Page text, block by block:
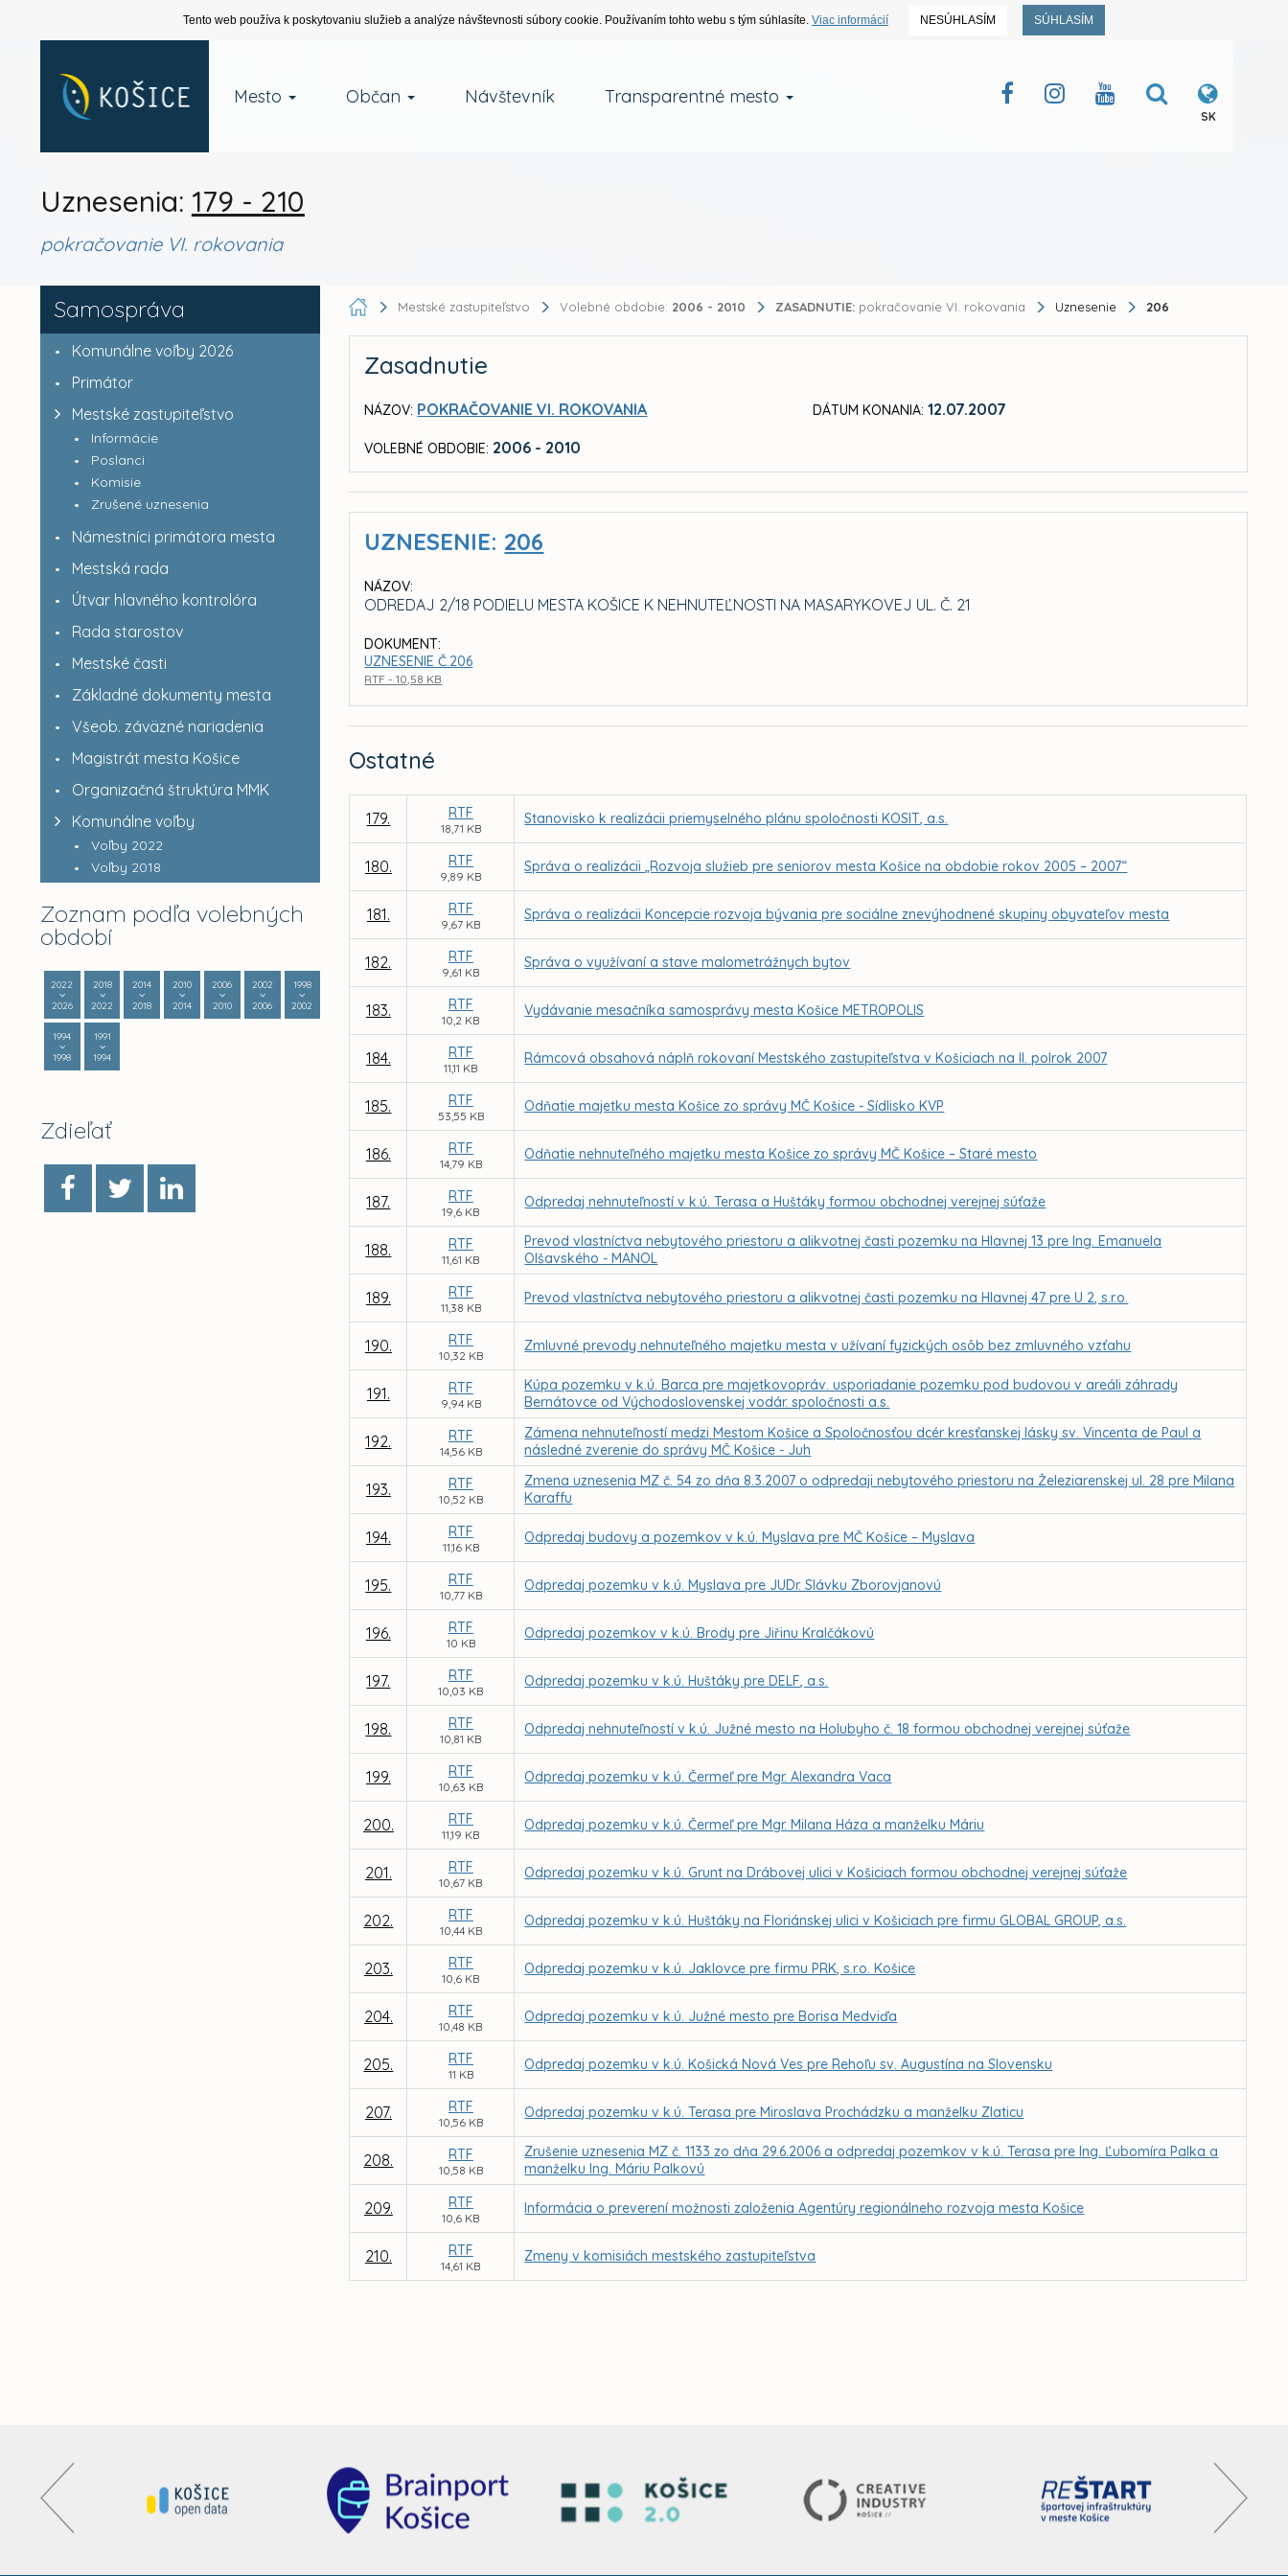
Tento web používa k poskytovaniu služieb a analýze návštevnosti súbory cookie. Používaním tohto webu s tým súhlasíte. Viac informácií NESÚHLASÍM SÚHLASÍM
Mesto Občan Návštevník Transparentné mesto
SK
Uznesenia: 179 - 210
pokračovanie VI. rokovania
Samospráva
Komunálne voľby 2026
Primátor
Mestské zastupiteľstvo
Informácie
Poslanci
Komisie
Zrušené uznesenia
Námestníci primátora mesta
Mestská rada
Útvar hlavného kontrolóra
Rada starostov
Mestské časti
Základné dokumenty mesta
Všeob. záväzné nariadenia
Magistrát mesta Košice
Organizačná štruktúra MMK
Komunálne voľby
Voľby 2022
Voľby 2018
Zoznam podľa volebných
období
2022
2026
2018
2022
2014
2018
2010
2014
2006
2010
2002
2006
1998
2002
1994
1998
1991
1994
Zdieľať
Mestské zastupiteľstvo Volebné obdobie: 2006 - 2010 ZASADNUTIE: pokračovanie VI. rokovania Uznesenie 206
Zasadnutie
NÁZOV: POKRAČOVANIE VI. ROKOVANIA
VOLEBNÉ OBDOBIE: 2006 - 2010
DÁTUM KONANIA: 12.07.2007
UZNESENIE: 206
NÁZOV:
ODREDAJ 2/18 PODIELU MESTA KOŠICE K NEHNUTEĽNOSTI NA MASARYKOVEJ UL. Č. 21
DOKUMENT:
UZNESENIE Č.206
RTF - 10,58 KB
Ostatné
179. RTF
18,71 KB
Stanovisko k realizácii priemyselného plánu spoločnosti KOSIT, a.s.
180. RTF
9,89 KB
Správa o realizácii „Rozvoja služieb pre seniorov mesta Košice na obdobie rokov 2005 – 2007“
181. RTF
9,67 KB
Správa o realizácii Koncepcie rozvoja bývania pre sociálne znevýhodnené skupiny obyvateľov mesta
182. RTF
9,61 KB
Správa o využívaní a stave malometrážnych bytov
183. RTF
10,2 KB
Vydávanie mesačníka samosprávy mesta Košice METROPOLIS
184. RTF
11,11 KB
Rámcová obsahová náplň rokovaní Mestského zastupiteľstva v Košiciach na II. polrok 2007
185. RTF
53,55 KB
Odňatie majetku mesta Košice zo správy MČ Košice - Sídlisko KVP
186. RTF
14,79 KB
Odňatie nehnuteľného majetku mesta Košice zo správy MČ Košice – Staré mesto
187. RTF
19,6 KB
Odpredaj nehnuteľností v k.ú. Terasa a Huštáky formou obchodnej verejnej súťaže
188. RTF
11,61 KB
Prevod vlastníctva nebytového priestoru a alikvotnej časti pozemku na Hlavnej 13 pre Ing. Emanuela
Olšavského - MANOL
189. RTF
11,38 KB
Prevod vlastníctva nebytového priestoru a alikvotnej časti pozemku na Hlavnej 47 pre U 2, s.r.o.
190. RTF
10,32 KB
Zmluvné prevody nehnuteľného majetku mesta v užívaní fyzických osôb bez zmluvného vzťahu
191. RTF
9,94 KB
Kúpa pozemku v k.ú. Barca pre majetkovopráv. usporiadanie pozemku pod budovou v areáli záhrady
Bernátovce od Východoslovenskej vodár. spoločnosti a.s.
192. RTF
14,56 KB
Zámena nehnuteľností medzi Mestom Košice a Spoločnosťou dcér kresťanskej lásky sv. Vincenta de Paul a
následné zverenie do správy MČ Košice - Juh
193. RTF
10,52 KB
Zmena uznesenia MZ č. 54 zo dňa 8.3.2007 o odpredaji nebytového priestoru na Železiarenskej ul. 28 pre Milana
Karaffu
194. RTF
11,16 KB
Odpredaj budovy a pozemkov v k.ú. Myslava pre MČ Košice – Myslava
195. RTF
10,77 KB
Odpredaj pozemku v k.ú. Myslava pre JUDr. Slávku Zborovjanovú
196. RTF
10 KB
Odpredaj pozemkov v k.ú. Brody pre Jiřinu Kralčákovú
197. RTF
10,03 KB
Odpredaj pozemku v k.ú. Huštáky pre DELF, a.s.
198. RTF
10,81 KB
Odpredaj nehnuteľností v k.ú. Južné mesto na Holubyho č. 18 formou obchodnej verejnej súťaže
199. RTF
10,63 KB
Odpredaj pozemku v k.ú. Čermeľ pre Mgr. Alexandra Vaca
200. RTF
11,19 KB
Odpredaj pozemku v k.ú. Čermeľ pre Mgr. Milana Háza a manželku Máriu
201. RTF
10,67 KB
Odpredaj pozemku v k.ú. Grunt na Drábovej ulici v Košiciach formou obchodnej verejnej súťaže
202. RTF
10,44 KB
Odpredaj pozemku v k.ú. Huštáky na Floriánskej ulici v Košiciach pre firmu GLOBAL GROUP, a.s.
203. RTF
10,6 KB
Odpredaj pozemku v k.ú. Jaklovce pre firmu PRK, s.r.o. Košice
204. RTF
10,48 KB
Odpredaj pozemku v k.ú. Južné mesto pre Borisa Medviďa
205. RTF
11 KB
Odpredaj pozemku v k.ú. Košická Nová Ves pre Rehoľu sv. Augustína na Slovensku
207. RTF
10,56 KB
Odpredaj pozemku v k.ú. Terasa pre Miroslava Prochádzku a manželku Zlaticu
208. RTF
10,58 KB
Zrušenie uznesenia MZ č. 1133 zo dňa 29.6.2006 a odpredaj pozemkov v k.ú. Terasa pre Ing. Ľubomíra Palka a
manželku Ing. Máriu Palkovú
209. RTF
10,6 KB
Informácia o preverení možnosti založenia Agentúry regionálneho rozvoja mesta Košice
210. RTF
14,61 KB
Zmeny v komisiách mestského zastupiteľstva